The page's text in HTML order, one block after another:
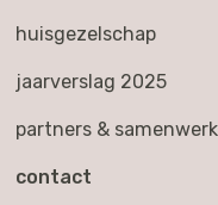
huisgezelschap
jaarverslag 2025
partners &
contact